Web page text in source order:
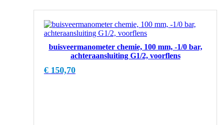
buisveermanometer chemie, 100 mm, -1/0 bar,
achteraansluiting G1/2, voorflens
€ 150,70